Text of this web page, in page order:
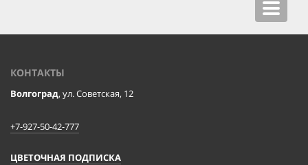
Toggle
КОНТАКТЫ
Волгоград, ул. Советская, 12
+7-927-50-42-777
ЦВЕТОЧНАЯ ПОДПИСКА